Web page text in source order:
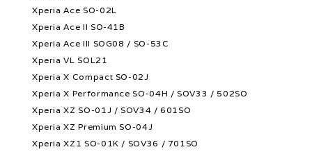
Xperia Ace SO-02L
Xperia Ace II SO-41B
Xperia Ace III SOG08 / SO-53C
Xperia VL SOL21
Xperia X Compact SO-02J
Xperia X Performance SO-04H / SOV33 / 502SO
Xperia XZ SO-01J / SOV34 / 601SO
Xperia XZ Premium SO-04J
Xperia XZ1 SO-01K / SOV36 / 701SO